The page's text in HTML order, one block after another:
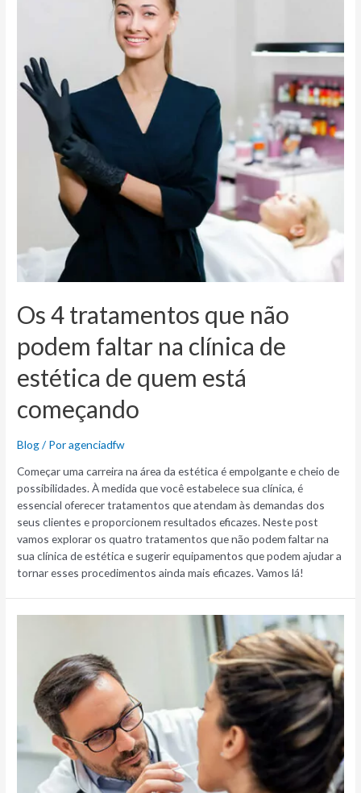
Os 4 tratamentos que não
podem faltar na clínica de
estética de quem está
começando
Blog/ Poragenciadfw
Começar uma carreira na área da estética é empolgante e cheio de
possibilidades. À medida que você estabelece sua clínica, é
essencial oferecer tratamentos que atendam às demandas dos
seus clientes e proporcionem resultados eficazes. Neste post
vamos explorar os quatro tratamentos que não podem faltar na
sua clínica de estética e sugerir equipamentos que podem ajudar a
tornar esses procedimentos ainda mais eficazes. Vamos lá!